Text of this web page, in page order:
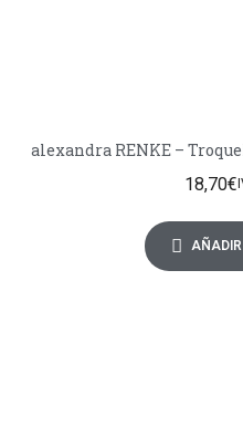
alexandra RENKE –
18,70€